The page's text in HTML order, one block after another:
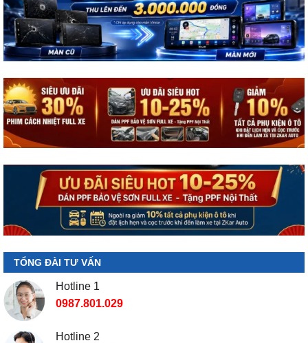
TỔNG ĐÀI TƯ VẤN
Hotline 1
0987.801.029
Hotline 2